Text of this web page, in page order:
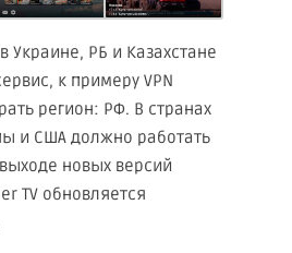
Украине, РБ и Казахстане
к примеру VPN
регион: РФ. В странах
и США должно работать
новых версий
TV обновляется